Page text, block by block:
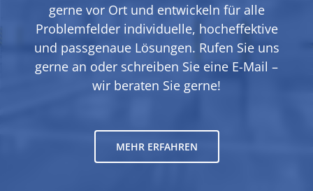
gerne vor Ort und entwickeln für alle
Problemfelder individuelle, hocheffektive
und passgenaue Lösungen. Rufen Sie uns
gerne an oder schreiben Sie eine E-Mail –
wir beraten Sie gerne!
MEHR ERFAHREN